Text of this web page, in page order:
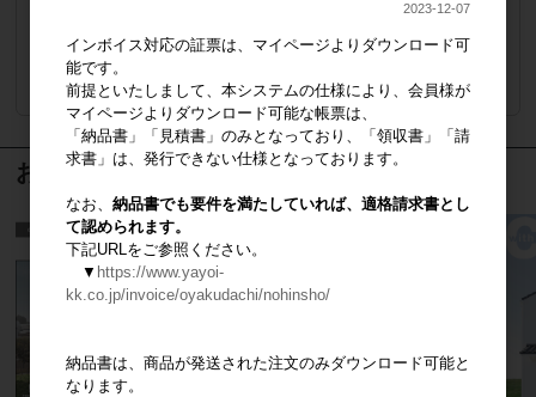
注文数
ログインしてください
おすすめ商品
2023-12-07
インボイス対応の証票は、マイページよりダウンロード可
能です。
前提といたしまして、本システムの仕様により、会員様が
マイページよりダウンロード可能な帳票は、
「納品書」「見積書」のみとなっており、「領収書」「請
求書」は、発行できない仕様となっております。
なお、 納品書でも要件を満たしていれば、適格請求書とし
て認められます。
下記URLをご参照ください。
▼ https://www.yayoi-
kk.co.jp/invoice/oyakudachi/nohinsho/
納品書は、商品が発送された注文のみダウンロード可能と
なります。